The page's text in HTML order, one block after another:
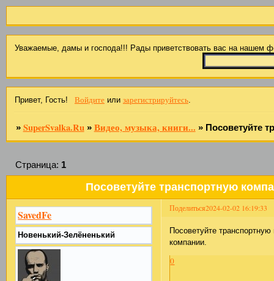
Уважаемые, дамы и господа!!! Рады приветствовать вас на
Привет, Гость! Войдитеили зарегистрируйтесь.
» SuperSvalka.Ru » Видео, музыка, книги... » Посоветуйте
Посоветуйте транспортную
Страница: 1
Поделиться2024-02-02 16:19:33
SavedFe
Новенький-Зелёненький
Посоветуйте
компании.
0